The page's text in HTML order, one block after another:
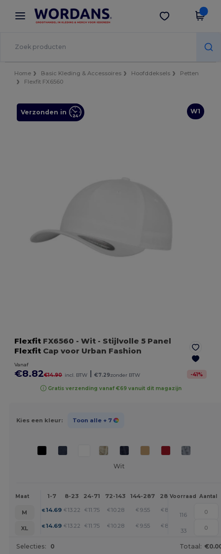
× Wordans-app
Betere prijzen in de app!
Download app
Home Basic Kleding & Accessoires Hoofddeksels
Petten
Flexfit FX6560
W1
Verzonden in
Flexfit FX6560 - Wit - Stijlvolle 5 Panel
Flexfit Cap voor Urban Fashion
Vanaf
€8.82€14.90 incl. BTW | €7.29zonder BTW -41%
Gratis verzending vanaf €69 vanuit dit magazijn
Kies een kleur: Toon alle + 7
Wit
Maat 1-7 8-23 24-71 72-143 144-287 288 + Meer
Voorraad Aantal
M € 14.69 €13.22 € 11.75 €10.28 € 9.55 € 8.82
116
XL
€ 14.69 €13.22 € 11.75 €10.28 € 9.55 € 8.82
33
Selecties: 0 Totaal: